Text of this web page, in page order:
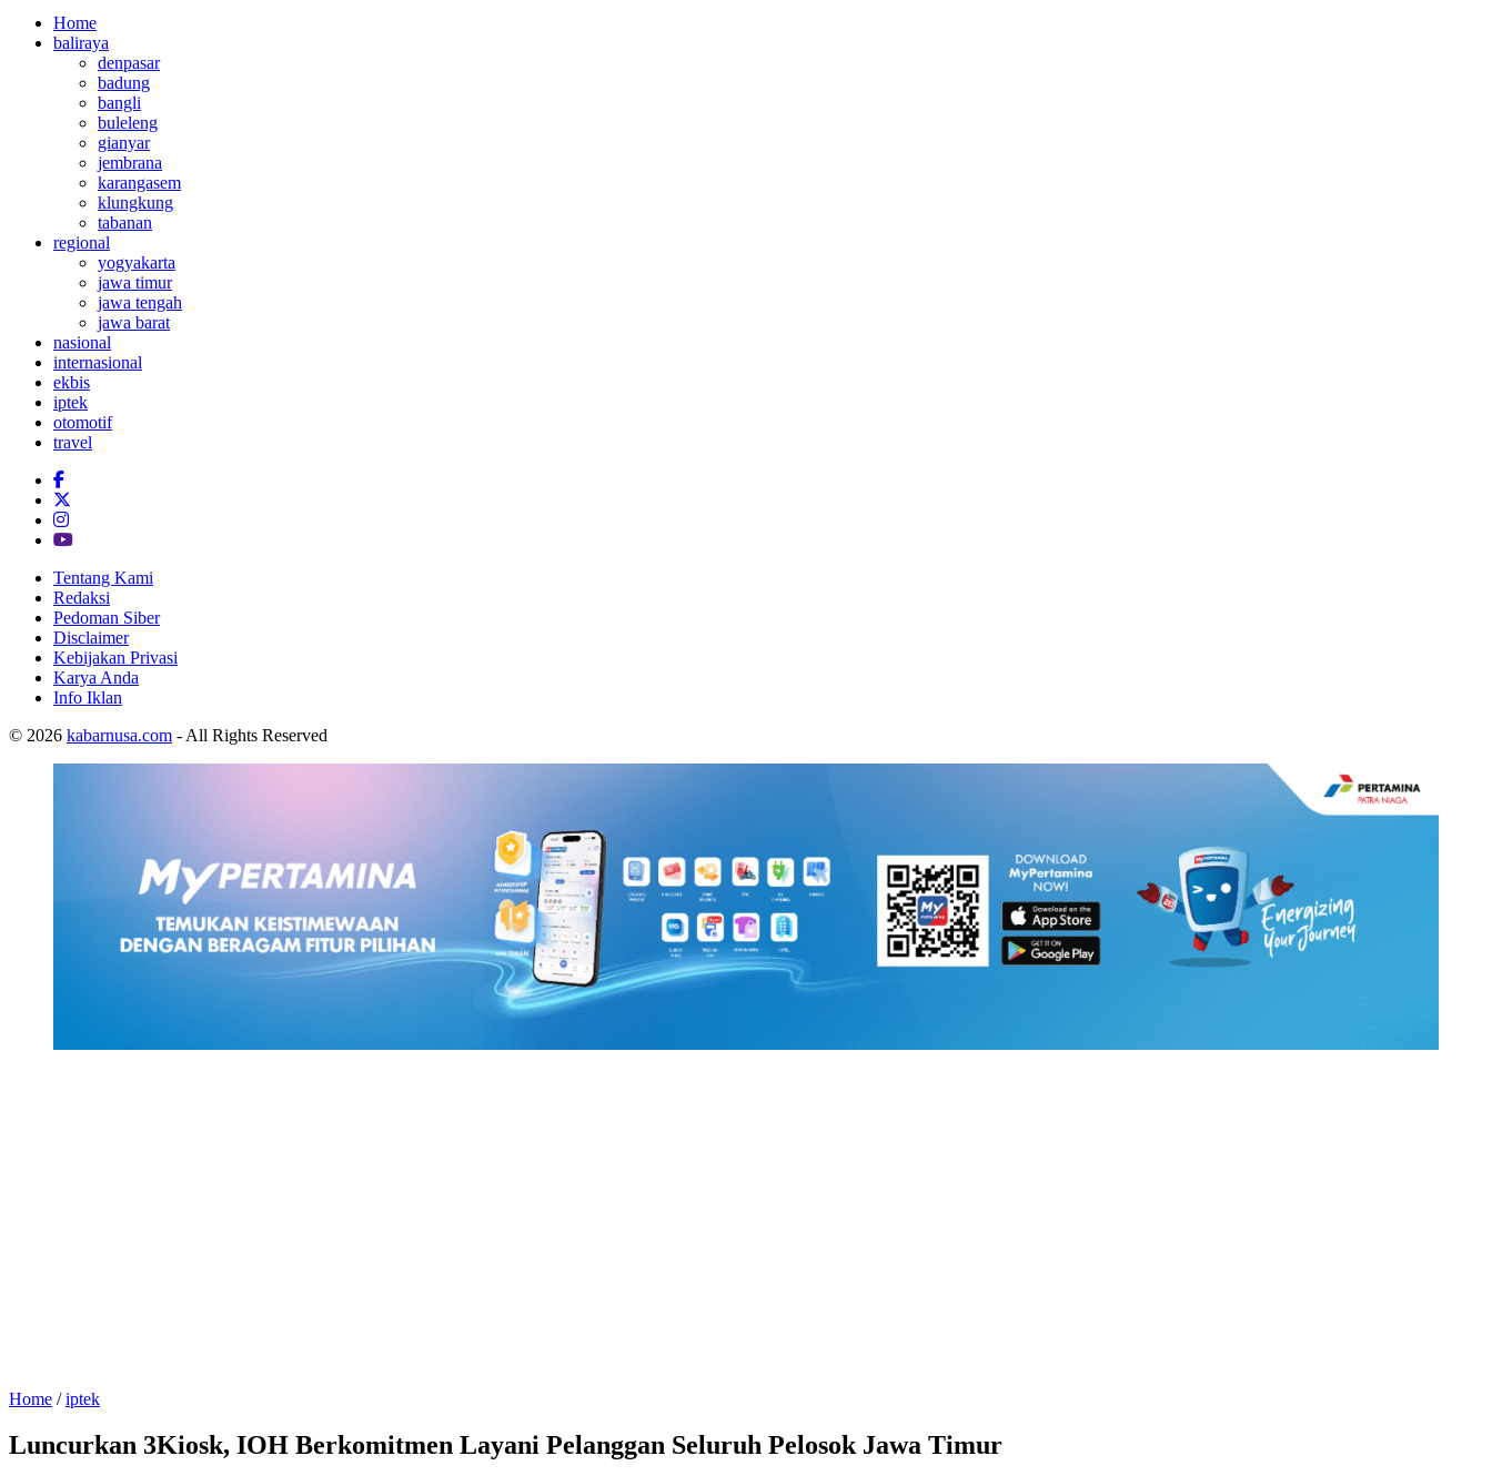
Home
baliraya
denpasar
badung
bangli
buleleng
gianyar
jembrana
karangasem
klungkung
tabanan
regional
yogyakarta
jawa timur
jawa tengah
jawa barat
nasional
internasional
ekbis
iptek
otomotif
travel
Tentang Kami
Redaksi
Pedoman Siber
Disclaimer
Kebijakan Privasi
Karya Anda
Info Iklan
© 2026 kabarnusa.com - All Rights Reserved
Home /iptek
Luncurkan 3Kiosk, IOH Berkomitmen Layani Pelanggan Seluruh Pelosok Jawa Timur